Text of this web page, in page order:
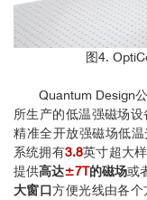
图4.
Quantum Design
所生产的低温强磁场
精准全开放强磁场低
系统拥有3.8英寸超大
提供高达±7T的磁场或
大窗口方便光线由各